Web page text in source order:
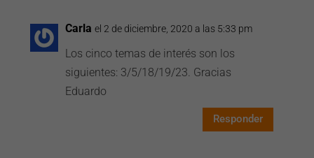
Carla el 2 de diciembre, 2020 a las 5:33 pm
Los cinco temas de interés son los
siguientes: 3/5/18/19/23. Gracias
Eduardo
Responder